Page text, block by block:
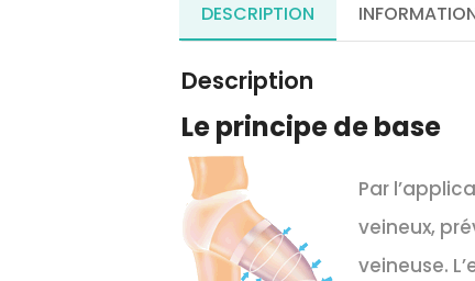
DESCRIPTION
Description
Le principe de base
Par
veineux,
veineuse.